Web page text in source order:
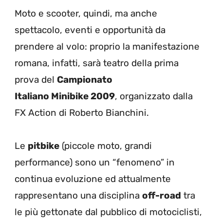
Moto e scooter, quindi, ma anche
spettacolo, eventi e opportunità da
prendere al volo: proprio la manifestazione
romana, infatti, sarà teatro della prima
prova del Campionato
Italiano Minibike 2009, organizzato dalla
FX Action di Roberto Bianchini.
Le pitbike (piccole moto, grandi
performance) sono un “fenomeno” in
continua evoluzione ed attualmente
rappresentano una disciplina off-road tra
le più gettonate dal pubblico di motociclisti,